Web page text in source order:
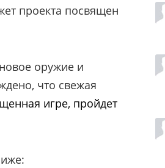
проекта посвящен
оружие и
что свежая
игре, пройдет